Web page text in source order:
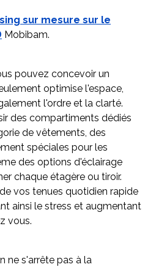
sur mesure sur le
Mobibam.
pouvez concevoir un
optimise l'espace,
l'ordre et la clarté.
des compartiments dédiés
de vêtements, des
spéciales pour les
des options d'éclairage
chaque étagère ou tiroir.
vos tenues quotidien rapide
ainsi le stress et augmentant
vous.
ne s'arrête pas à la